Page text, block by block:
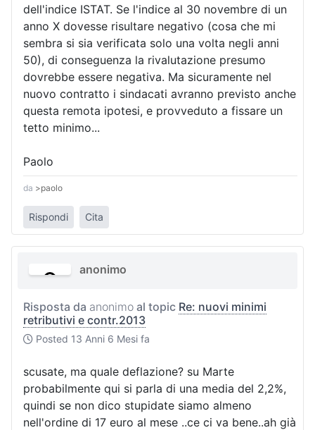
dell'indice ISTAT. Se l'indice al 30 novembre di un
anno X dovesse risultare negativo (cosa che mi
sembra si sia verificata solo una volta negli anni
50), di conseguenza la rivalutazione presumo
dovrebbe essere negativa. Ma sicuramente nel
nuovo contratto i sindacati avranno previsto anche
questa remota ipotesi, e provveduto a fissare un
tetto minimo...
Paolo
da >paolo
Rispondi Cita
anonimo
Risposta da anonimo al topic Re: nuovi minimi
retributivi e contr.2013
Posted 13 Anni 6 Mesi fa
scusate, ma quale deflazione? su Marte
probabilmente qui si parla di una media del 2,2%,
quindi se non dico stupidate siamo almeno
nell'ordine di 17 euro al mese ..ce ci va bene..ah già